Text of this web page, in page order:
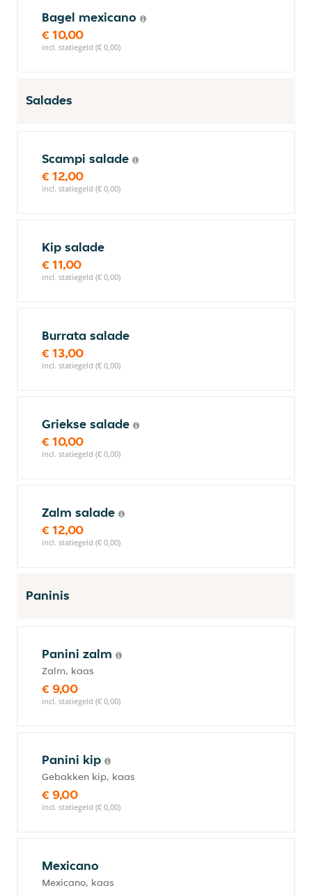
Bagel mexicano
€ 10,00
incl. statiegeld (€ 0,00)
Salades
Scampi salade
€ 12,00
incl. statiegeld (€ 0,00)
Kip salade
€ 11,00
incl. statiegeld (€ 0,00)
Burrata salade
€ 13,00
incl. statiegeld (€ 0,00)
Griekse salade
€ 10,00
incl. statiegeld (€ 0,00)
Zalm salade
€ 12,00
incl. statiegeld (€ 0,00)
Paninis
Panini zalm
Zalm, kaas
€ 9,00
incl. statiegeld (€ 0,00)
Panini kip
Gebakken kip, kaas
€ 9,00
incl. statiegeld (€ 0,00)
Mexicano
Mexicano, kaas